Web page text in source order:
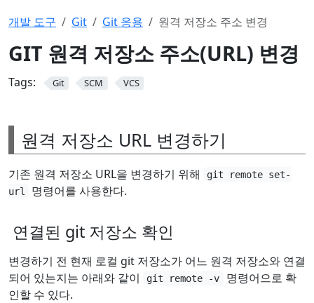
개발 도구 Git Git 응용 원격 저장소 주소 변경
GIT 원격 저장소 주소(URL) 변경
Tags: Git SCM VCS
원격 저장소 URL 변경하기
기존 원격 저장소 URL을 변경하기 위해
git remote set-
url
명령어를 사용한다.
연결된 git 저장소 확인
변경하기 전 현재 로컬 git 저장소가 어느 원격 저장소와 연결
되어 있는지는 아래와 같이
git remote -v
명령어으로 확
인할 수 있다.